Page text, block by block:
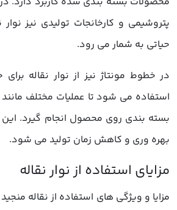
پتروشیمی و کارخانجات تولیدی نیز
حیاتی به شمار می رود.
در خطوط مونتاژ نیز از نوار نقاله
استفاده می شود تا عملیات مختلف
بسته بندی روی محصول انجام گیرد.
بهره وری و کاهش زمان تولید می شود.
مزایا و ویژگی های استفاده از نقاله